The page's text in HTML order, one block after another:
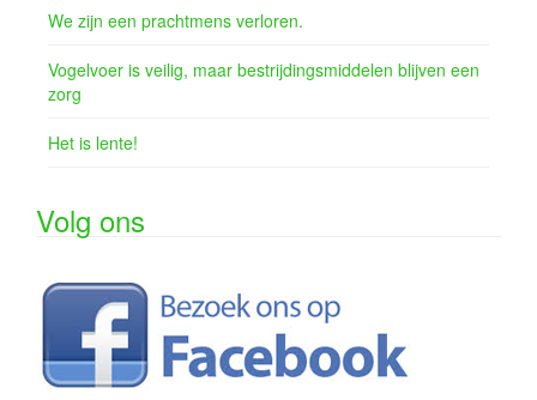
We zijn een prachtmens verloren.
Vogelvoer is veilig, maar bestrijdingsmiddelen blijven een
zorg
Het is lente!
Volg ons